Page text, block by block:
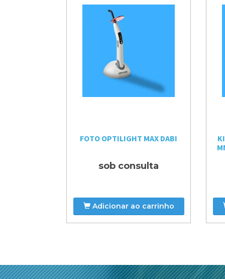
FOTO OPTILIGHT MAX DABI
sob consulta
Adicionar ao carrinho